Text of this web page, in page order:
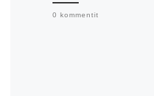
0 kommentit